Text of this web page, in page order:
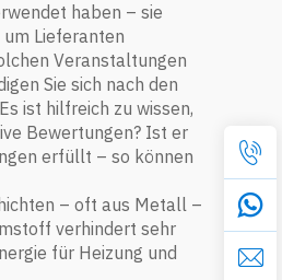
haben – sie
Lieferanten
Veranstaltungen
Sie sich nach den
ist hilfreich zu wissen,
Bewertungen? Ist er
erfüllt – so können
– oft aus Metall –
verhindert sehr
für Heizung und